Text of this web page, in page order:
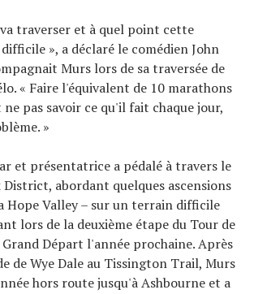
va traverser et à quel point cette
», a déclaré le comédien John
Murs lors de sa traversée de
« Faire l'équivalent de 10 marathons
pas savoir ce qu'il fait chaque jour,
»
et présentatrice a pédalé à travers le
District, abordant quelques ascensions
Hope Valley – sur un terrain difficile
lors de la deuxième étape du Tour de
Grand Départ l'année prochaine. Après
de Wye Dale au Tissington Trail, Murs
hors route jusqu'à Ashbourne et a